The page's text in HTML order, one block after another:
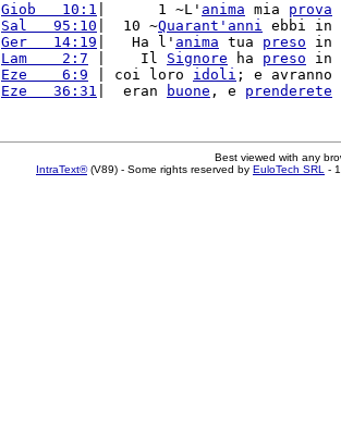
Giob   10:1 |      1 ~L' anima mia prova
Sal   95:10 |  10 ~Quarant' anni ebbi in
Ger   14:19 |   Ha l' anima tua preso in
Lam    2:7 |    Il Signore ha preso in
Eze    6:9 | coi loro idoli ; e avranno
Eze   36:31 |  eran buone , e prenderete
Best viewed with any
IntraText®(V89) - Some rights reserved by EuloTech SRL -